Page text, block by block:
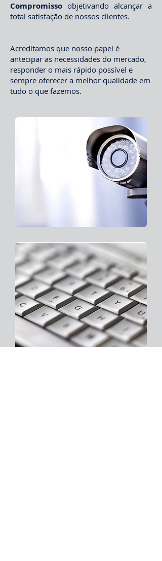
Compromisso objetivando alcançar a
total satisfação de nossos clientes.
Acreditamos que nosso papel é
antecipar as necessidades do mercado,
responder o mais rápido possível e
sempre oferecer a melhor qualidade em
tudo o que fazemos.